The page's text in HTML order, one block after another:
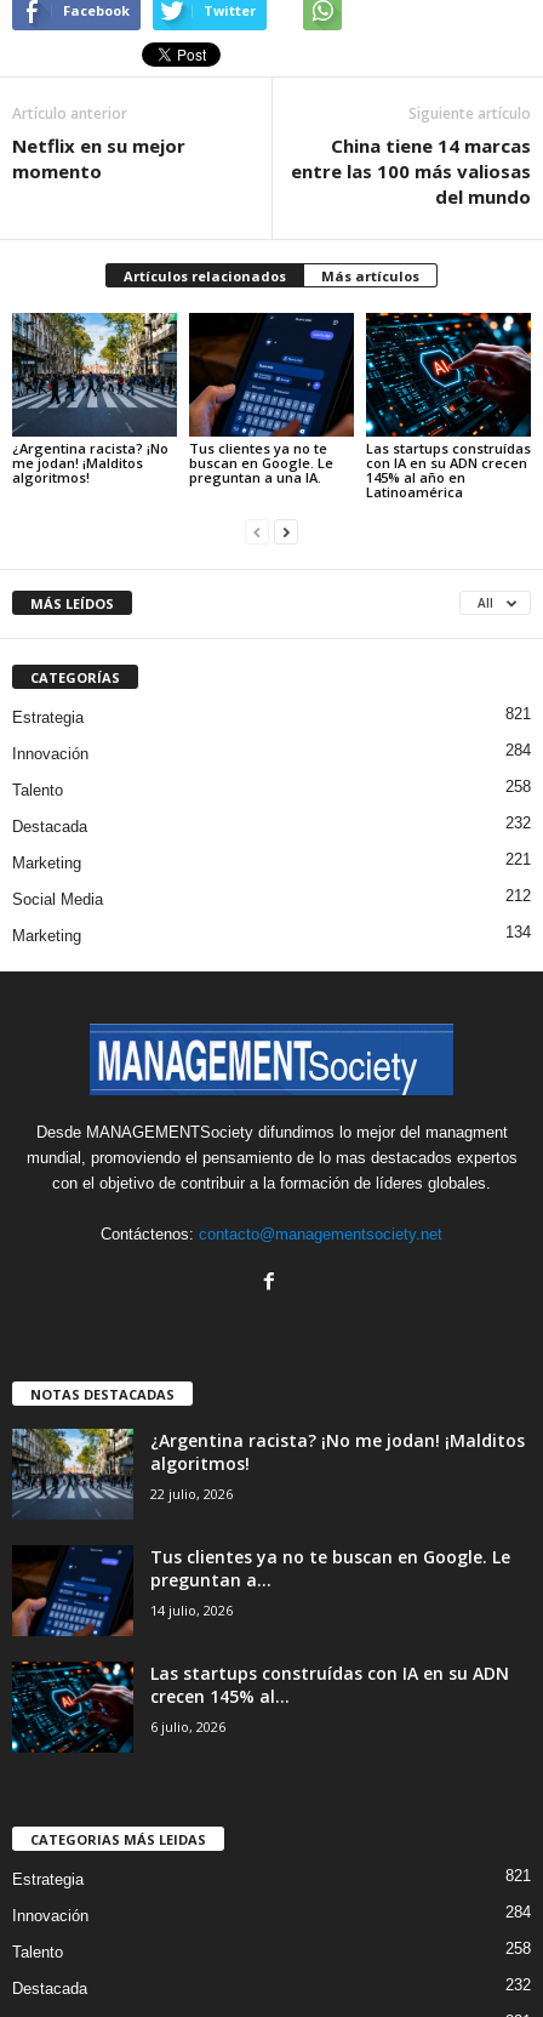
Facebook Twitter
Artículo anterior
Netflix en su mejor
momento
Siguiente artículo
China tiene 14 marcas
entre las 100 más valiosas
del mundo
Artículos relacionados Más artículos
¿Argentina racista? ¡No
me jodan! ¡Malditos
algoritmos!
Tus clientes ya no te
buscan en Google. Le
preguntan a una IA.
Las startups construídas
con IA en su ADN crecen
145% al año en
Latinoamérica
MÁS LEÍDOS All
CATEGORÍAS
Estrategia 821
Innovación 284
Talento 258
Destacada 232
Marketing 221
Social Media 212
Marketing 134
Desde MANAGEMENTSociety difundimos lo mejor del managment
mundial, promoviendo el pensamiento de lo mas destacados expertos
con el objetivo de contribuir a la formación de líderes globales.
Contáctenos: contacto@managementsociety.net
NOTAS DESTACADAS
¿Argentina racista? ¡No me jodan! ¡Malditos
algoritmos!
22 julio, 2026
Tus clientes ya no te buscan en Google. Le
preguntan a...
14 julio, 2026
Las startups construídas con IA en su ADN
crecen 145% al...
6 julio, 2026
CATEGORIAS MÁS LEIDAS
Estrategia 821
Innovación 284
Talento 258
Destacada 232